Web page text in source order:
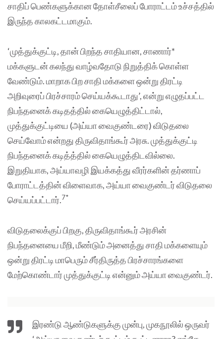
சாதிப் பெண்களுக்கான தோள்சீலைப் போராட்டம் உச்சத்தில்
இருந்த காலகட்டமாகும்.
‘முத்துக்குட்டி, தான் பிறந்த சாதியான, சாணார்*
மக்களுடன் கலந்து வாழ்வதோடு நிறுத்திக் கொள்ள
வேண்டும். மாறாக பிற சாதி மக்களை ஒன்று திரட்டி
அறிவுரைப் பிரச்சாரம் செய்யக்கூடாது’, என்று எழுதப்பட்ட
நிபந்தனைக் கடிதத்தில் கையெழுத்திட்டால்,
முத்துக்குட்டியை (அய்யா வைகுண்டரை) விடுதலை
செய்வோம் என்றது திருவிதாங்கூர் அரசு. முத்துக்குட்டி
நிபந்தனைக் கடித்த்தில் கையெழுத்திடவில்லை.
இறுதியாக, அய்யாவழி இயக்கத்து வீரர்களின் தர்ணாப்
போராட்டத்தின் விளைவாக, அய்யா வைகுண்டர் விடுதலை
செய்யப்பட்டார்.7*
விடுதலைக்குப் பிறகு, திருவிதாங்கூர் அரசின்
நிபந்தனையை மீறி, மீண்டும் அனைத்து சாதி மக்களையும்
ஒன்று திரட்டி மாபெரும் சீர்திருத்த பிரச்சாரங்களை
மேற்கொண்டார் முத்துக்குட்டி என்னும் அய்யா வைகுண்டர்.
இரண்டு ஆண்டுகளுக்கு முன்பு, முகநூலில் ஒருவர்